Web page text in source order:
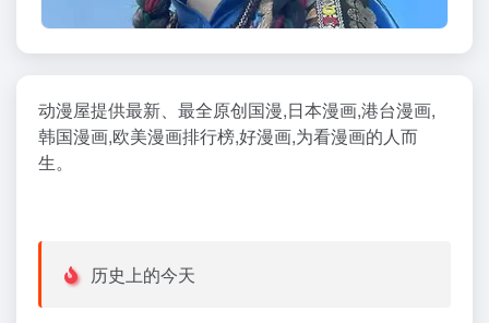
动漫屋提供最新、最全原创国漫,日本漫画,港台漫画,
韩国漫画,欧美漫画排行榜,好漫画,为看漫画的人而
生。
历史上的今天